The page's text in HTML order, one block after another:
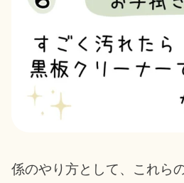
係のやり方として、これら